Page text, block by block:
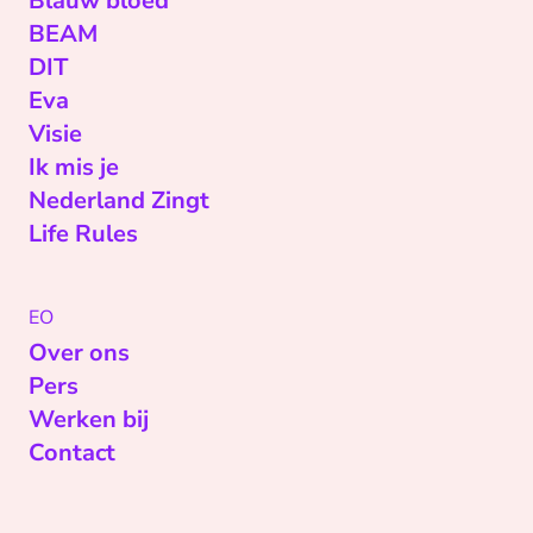
BEAM
DIT
Eva
Visie
Ik mis je
Nederland Zingt
Life Rules
EO
Over ons
Pers
Werken bij
Contact